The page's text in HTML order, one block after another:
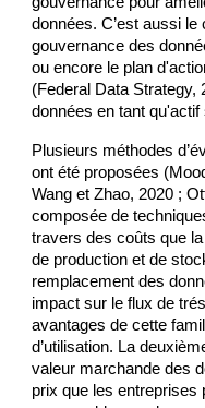
données. C’est aussi
gouvernance des
ou encore le plan
(Federal Data Strategy,
données en tant qu'actif
Plusieurs méthodes
ont été proposées
Wang et Zhao, 2020 ;
composée de
travers des coûts que
de production et de
remplacement des
impact sur le flux de
avantages de cette
d’utilisation. La
valeur marchande des
prix que les entreprises